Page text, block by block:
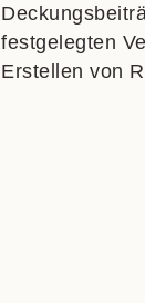
festgelegten
Erstellen von